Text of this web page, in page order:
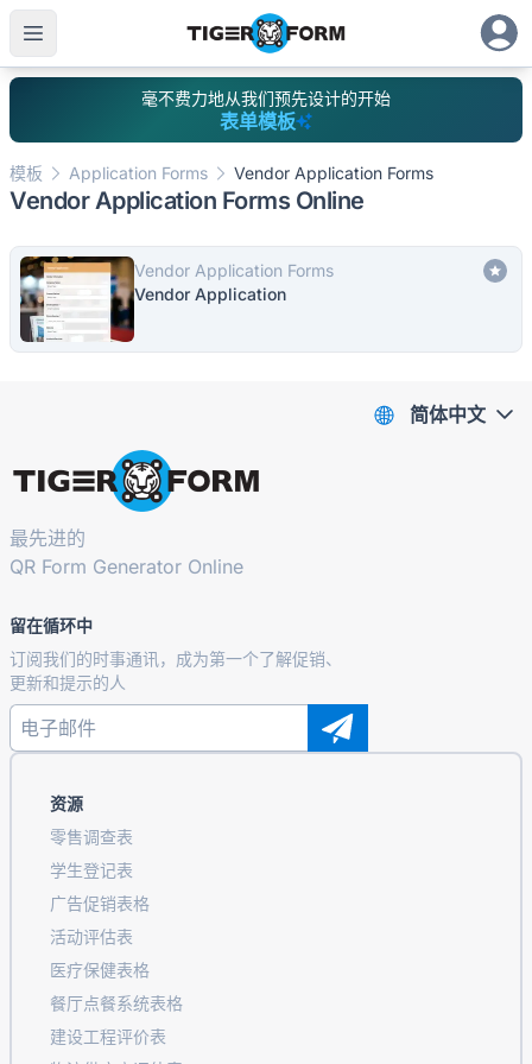
毫不费力地从我们预先设计的开始
表单模板
模板 Application Forms Vendor Application Forms
Vendor Application Forms Online
Vendor Application Forms
Vendor Application
最先进的
QR Form Generator Online
留在循环中
订阅我们的时事通讯，成为第一个了解促销、
更新和提示的人
资源
零售调查表
学生登记表
广告促销表格
活动评估表
医疗保健表格
餐厅点餐系统表格
建设工程评价表
简体中文